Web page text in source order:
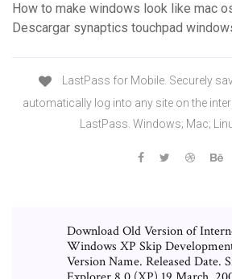
How to make windows look like mac
Descargar synaptics touchpad
LastPass for Mobile. Securely
automatically log into any site on the
LastPass. Windows; Mac;
Download Old Version of
Windows XP Skip
Version Name. Released Date.